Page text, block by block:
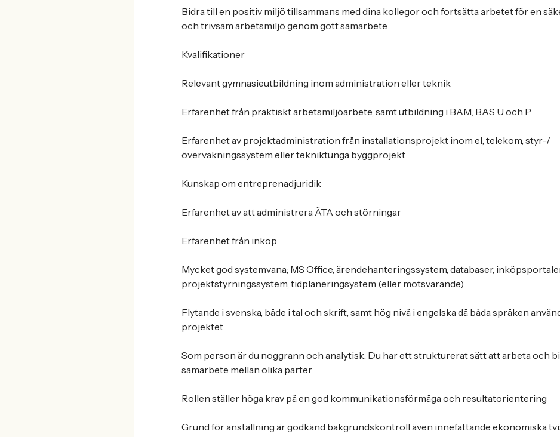
Bidra till en positiv miljö tillsammans med dina kollegor och fortsätta arbetet för en
och trivsam arbetsmiljö genom gott samarbete
Kvalifikationer
Relevant gymnasieutbildning inom administration eller teknik
Erfarenhet från praktiskt arbetsmiljöarbete, samt utbildning i BAM, BAS U och P
Erfarenhet av projektadministration från installationsprojekt inom el, telekom, styr-/
övervakningssystem eller tekniktunga byggprojekt
Kunskap om entreprenadjuridik
Erfarenhet av att administrera ÄTA och störningar
Erfarenhet från inköp
Mycket god systemvana; MS Office, ärendehanteringssystem, databaser,
projektstyrningssystem, tidplaneringsystem (eller motsvarande)
Flytande i svenska, både i tal och skrift, samt hög nivå i engelska då båda språken
projektet
Som person är du noggrann och analytisk. Du har ett strukturerat sätt att arbeta och
samarbete mellan olika parter
Rollen ställer höga krav på en god kommunikationsförmåga och resultatorientering
Grund för anställning är godkänd bakgrundskontroll även innefattande ekonomiska